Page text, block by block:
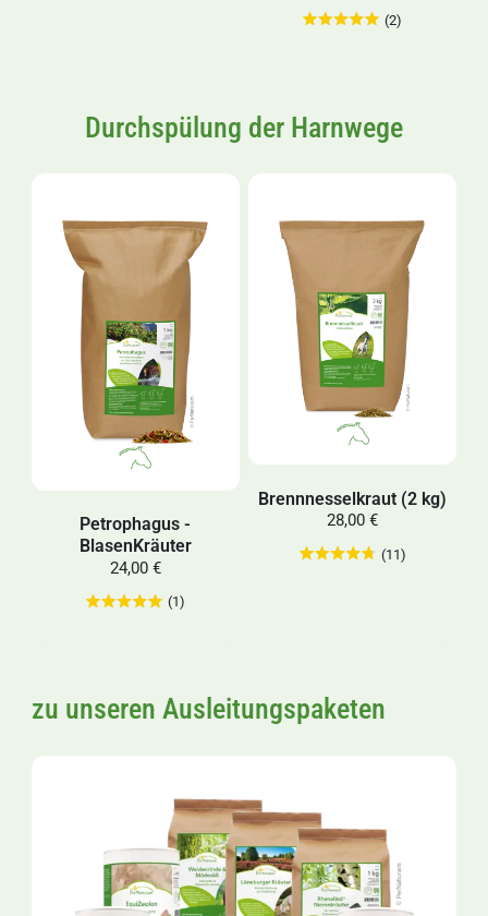
(2)
Durchspülung der Harnwege
Petrophagus -
BlasenKräuter
24,00 €
(1)
Brennnesselkraut (2 kg)
28,00 €
(11)
zu unseren Ausleitungspaketen